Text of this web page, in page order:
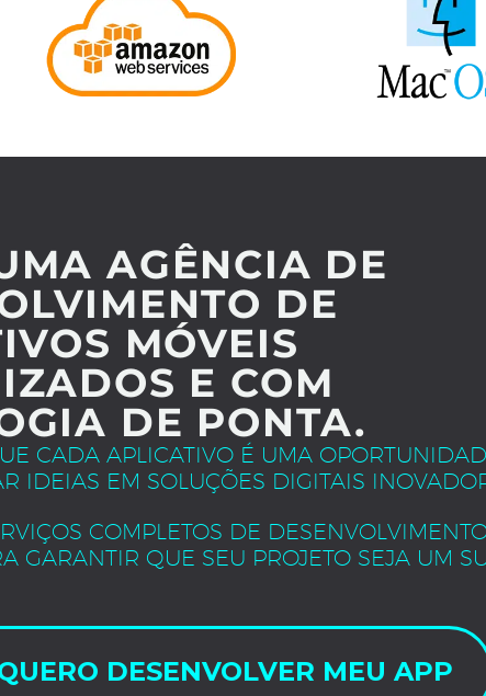
AGÊNCIA DE
DE
MÓVEIS
E COM
DE PONTA.
CADA APLICATIVO É UMA
IDEIAS EM SOLUÇÕES DIGITAIS
COMPLETOS DE
GARANTIR QUE SEU PROJETO SEJA UM
DESENVOLVER MEU APP